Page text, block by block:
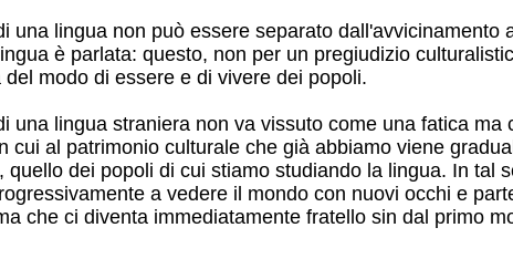
una lingua non può essere separato dall'avvicinamento
è parlata: questo, non per un pregiudizio
del modo di essere e di vivere dei popoli.
una lingua straniera non va vissuto come una fatica ma
cui al patrimonio culturale che già abbiamo viene
quello dei popoli di cui stiamo studiando la lingua. In tal
a vedere il mondo con nuovi occhi e
che ci diventa immediatamente fratello sin dal primo